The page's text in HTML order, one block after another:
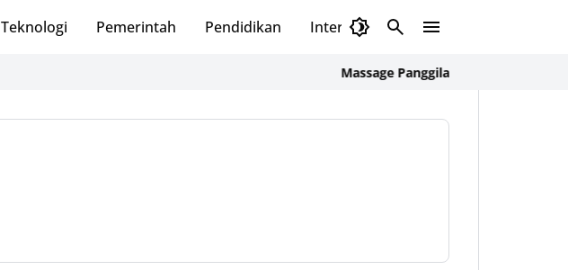
Teknologi Pemerintah Pendidikan Internasional
Massage Panggilan untuk Karyawan CBD &